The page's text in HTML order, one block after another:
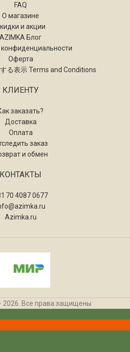
FAQ
О магазине
и акции
AZIMKA Блог
Оферта
る表示 Terms and Conditions
КЛИЕНТУ
заказать?
Доставка
Оплата
заказ
и обмен
КОНТАКТЫ
70 4087 0677
Azimka.ru
2026. Все права защищены